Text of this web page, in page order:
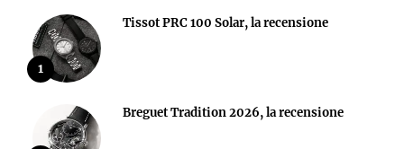
1
Tissot PRC 100 Solar, la recensione
Breguet Tradition 2026, la recensione